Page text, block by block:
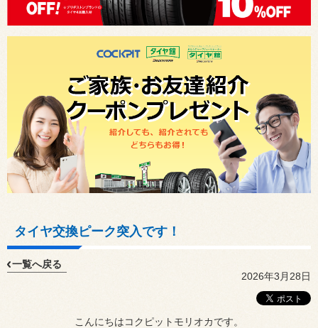
タイヤ交換ピーク突入です！
一覧へ戻る
2026年3月28日
こんにちはコクピットモリオカです。